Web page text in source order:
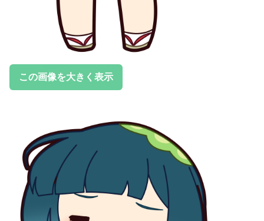
この画像を大きく表示